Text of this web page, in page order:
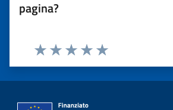
pagina?
Valuta 5 stelle su 5
Valuta 4 stelle su 5
Valuta 3 stelle su 5
Valuta 2 stelle su 5
Valuta 1 stelle su 5